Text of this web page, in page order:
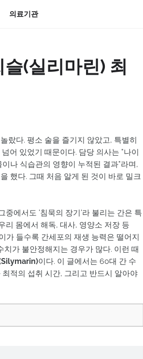
의료기관
(실리마린) 최
랐다. 평소 술을 즐기지 않았고, 특별히
어 있었기 때문이다. 담당 의사는 "나이
나 식습관의 영향이 누적된 결과"라며,
했다. 그때 처음 알게 된 것이 바로 밀크
중에서도 '침묵의 장기'라 불리는 간은 특
리 몸에서 해독, 대사, 영양소 저장 등
가 들수록 간세포의 재생 능력은 떨어지
가 불안정해지는 경우가 많다. 이런 때
이다. 이 글에서는 60대 간 수
적의 섭취 시간, 그리고 반드시 알아야